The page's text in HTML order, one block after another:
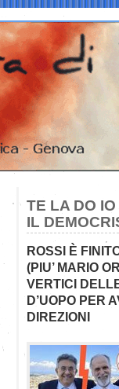
TE LA DO
IL
ROSSI È
(PIU’ MARIO
VERTICI
D’UOPO PER
DIREZIONI